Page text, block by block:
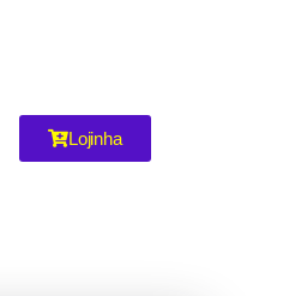
Lojinha